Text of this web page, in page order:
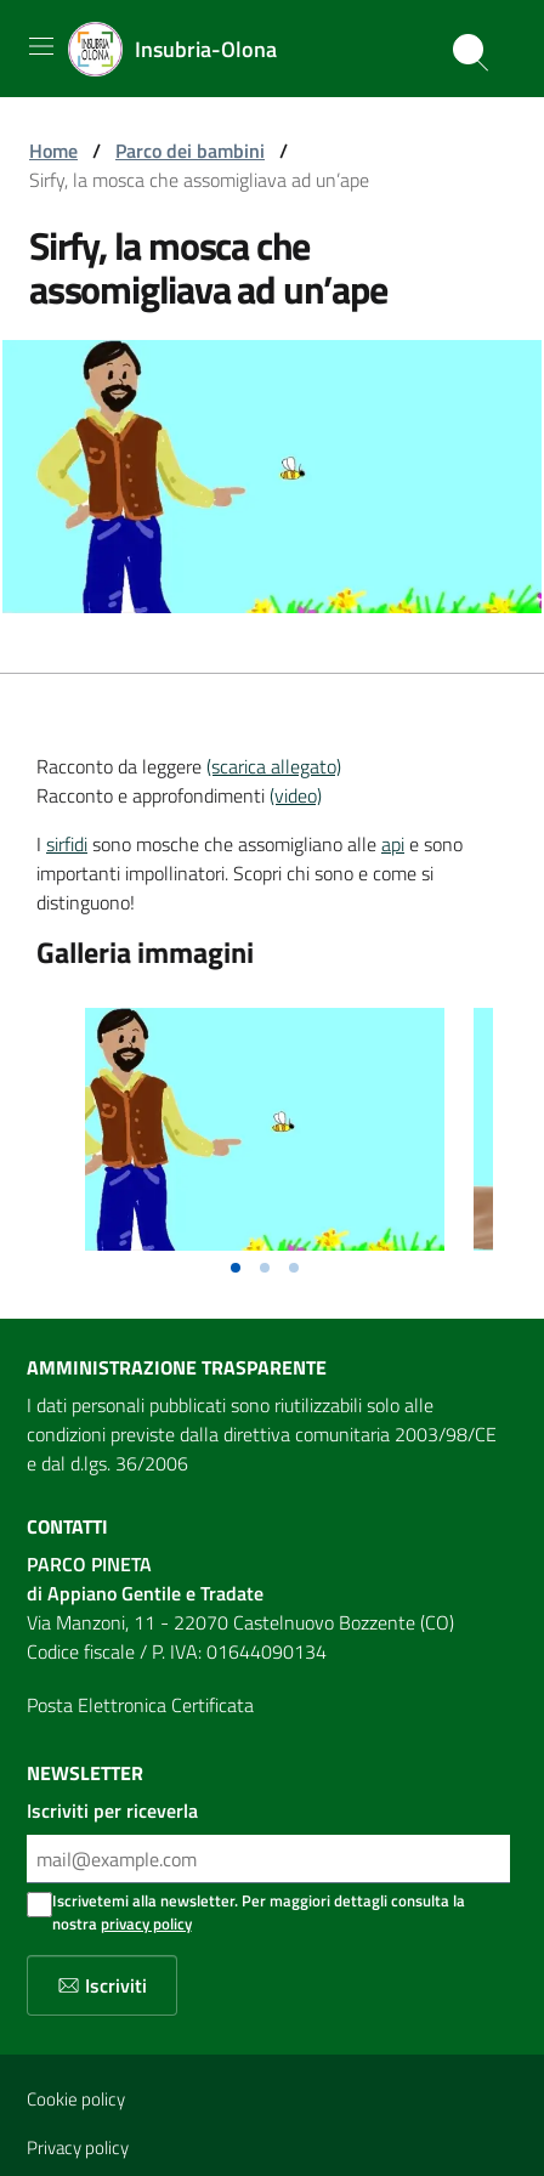
Insubria-Olona
Home / Parco dei bambini /
Sirfy, la mosca che assomigliava ad un’ape
Sirfy, la mosca che
assomigliava ad un’ape
Racconto da leggere(scarica allegato)
Racconto e approfondimenti(video)
I sirfidisono mosche che assomigliano alleapie sono
importanti impollinatori. Scopri chi sono e come si
distinguono!
Galleria immagini
AMMINISTRAZIONE TRASPARENTE
I dati personali pubblicati sono riutilizzabili solo alle
condizioni previste dalla direttiva comunitaria 2003/98/CE
e dal d.lgs. 36/2006
CONTATTI
PARCO PINETA
di Appiano Gentile e Tradate
Via Manzoni, 11 - 22070 Castelnuovo Bozzente (CO)
Codice fiscale / P. IVA: 01644090134
Posta Elettronica Certificata
NEWSLETTER
Iscriviti per riceverla
Iscrivetemi alla newsletter. Per maggiori dettagli consulta la
nostraprivacy policy
Iscriviti
Sezione Link Utili
Cookie policy
Privacy policy